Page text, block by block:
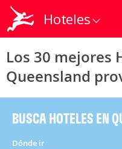
Hoteles
Los 30 mejores
Queensland
BUSCA HOTELES EN
Dónde ir